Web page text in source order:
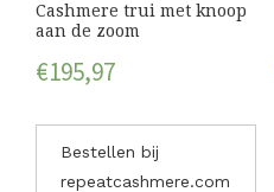
Cashmere trui met knoop
aan de zoom
€195,97
Bestellen bij
repeatcashmere.com